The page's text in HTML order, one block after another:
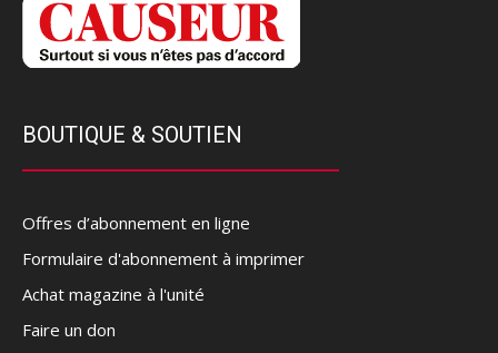
BOUTIQUE & SOUTIEN
Offres d’abonnement en ligne
Formulaire d'abonnement à imprimer
Achat magazine à l'unité
Faire un don